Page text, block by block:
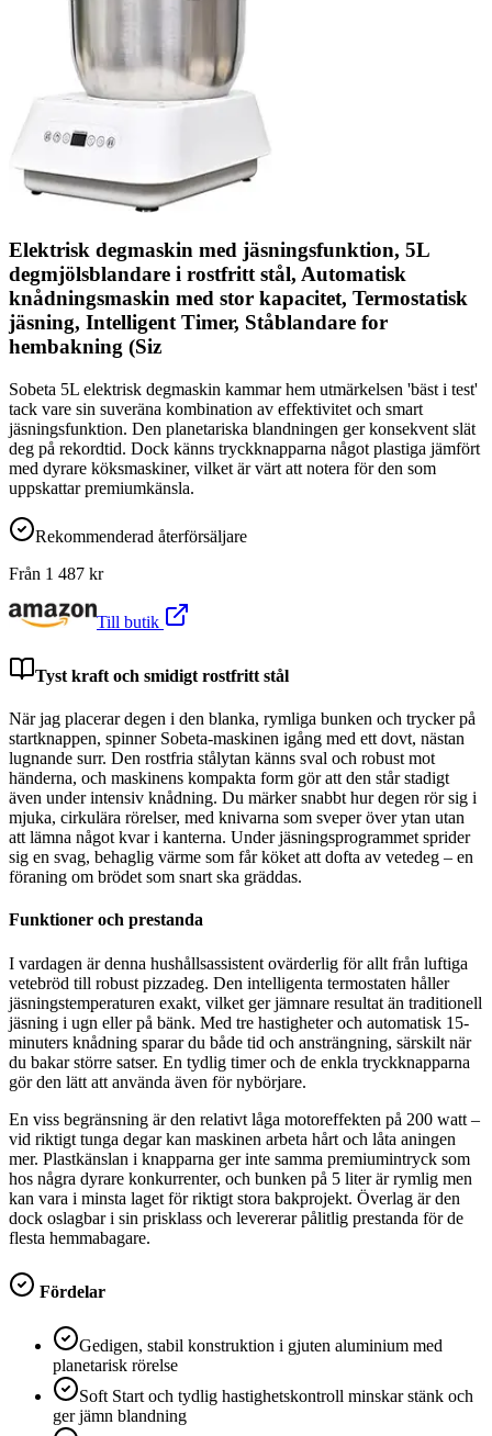
Elektrisk degmaskin med jäsningsfunktion, 5L
degmjölsblandare i rostfritt stål, Automatisk
knådningsmaskin med stor kapacitet, Termostatisk
jäsning, Intelligent Timer, Ståblandare for
hembakning (Siz
Sobeta 5L elektrisk degmaskin kammar hem utmärkelsen 'bäst i test'
tack vare sin suveräna kombination av effektivitet och smart
jäsningsfunktion. Den planetariska blandningen ger konsekvent slät
deg på rekordtid. Dock känns tryckknapparna något plastiga jämfört
med dyrare köksmaskiner, vilket är värt att notera för den som
uppskattar premiumkänsla.
Rekommenderad återförsäljare
Från 1 487 kr
Till butik
Tyst kraft och smidigt rostfritt stål
När jag placerar degen i den blanka, rymliga bunken och trycker på
startknappen, spinner Sobeta-maskinen igång med ett dovt, nästan
lugnande surr. Den rostfria stålytan känns sval och robust mot
händerna, och maskinens kompakta form gör att den står stadigt
även under intensiv knådning. Du märker snabbt hur degen rör sig i
mjuka, cirkulära rörelser, med knivarna som sveper över ytan utan
att lämna något kvar i kanterna. Under jäsningsprogrammet sprider
sig en svag, behaglig värme som får köket att dofta av vetedeg – en
föraning om brödet som snart ska gräddas.
Funktioner och prestanda
I vardagen är denna hushållsassistent ovärderlig för allt från luftiga
vetebröd till robust pizzadeg. Den intelligenta termostaten håller
jäsningstemperaturen exakt, vilket ger jämnare resultat än traditionell
jäsning i ugn eller på bänk. Med tre hastigheter och automatisk 15-
minuters knådning sparar du både tid och ansträngning, särskilt när
du bakar större satser. En tydlig timer och de enkla tryckknapparna
gör den lätt att använda även för nybörjare.
En viss begränsning är den relativt låga motoreffekten på 200 watt –
vid riktigt tunga degar kan maskinen arbeta hårt och låta aningen
mer. Plastkänslan i knapparna ger inte samma premiumintryck som
hos några dyrare konkurrenter, och bunken på 5 liter är rymlig men
kan vara i minsta laget för riktigt stora bakprojekt. Överlag är den
dock oslagbar i sin prisklass och levererar pålitlig prestanda för de
flesta hemmabagare.
Fördelar
Gedigen, stabil konstruktion i gjuten aluminium med
planetarisk rörelse
Soft Start och tydlig hastighetskontroll minskar stänk och
ger jämn blandning